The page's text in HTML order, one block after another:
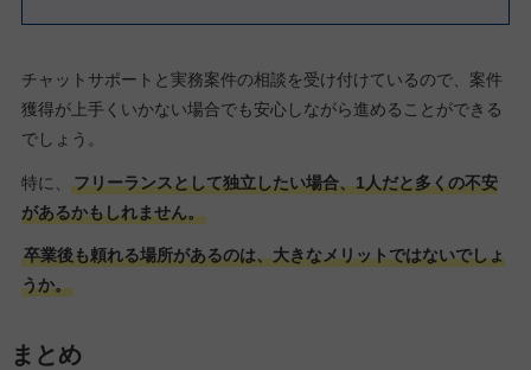
チャットサポートと実務案件の相談を受け付けているので、案件
獲得が上手くいかない場合でも安心しながら進めることができる
でしょう。
特に、
フリーランスとして独立したい場合、1人だと多くの不安
があるかもしれません。
卒業後も頼れる場所があるのは、大きなメリットではないでしょ
うか。
まとめ